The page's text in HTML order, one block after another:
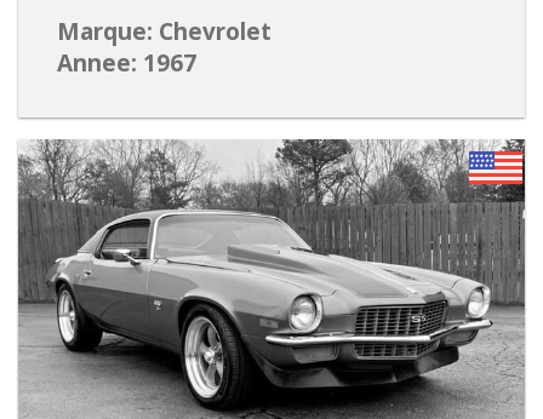
Marque: Chevrolet
Annee: 1967